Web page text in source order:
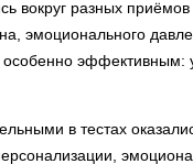
вокруг разных
эмоционального
эффективным:
в тестах